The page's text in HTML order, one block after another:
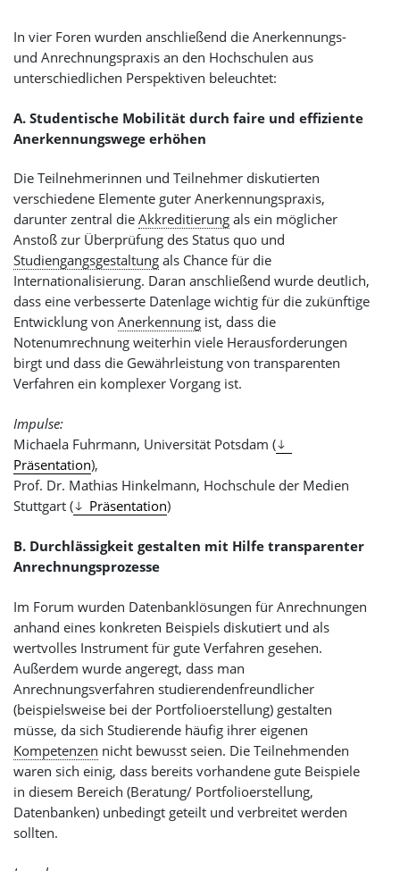
In vier Foren wurden anschließend die Anerkennungs-
und Anrechnungspraxis an den Hochschulen aus
unterschiedlichen Perspektiven beleuchtet:
A. Studentische Mobilität durch faire und effiziente
Anerkennungswege erhöhen
Die Teilnehmerinnen und Teilnehmer diskutierten
verschiedene Elemente guter Anerkennungspraxis,
darunter zentral die Akkreditierung als ein möglicher
Anstoß zur Überprüfung des Status quo und
Studiengangsgestaltung als Chance für die
Internationalisierung. Daran anschließend wurde deutlich,
dass eine verbesserte Datenlage wichtig für die zukünftige
Entwicklung von Anerkennung ist, dass die
Notenumrechnung weiterhin viele Herausforderungen
birgt und dass die Gewährleistung von transparenten
Verfahren ein komplexer Vorgang ist.
Impulse:
Michaela Fuhrmann, Universität Potsdam (
Präsentation),
Prof. Dr. Mathias Hinkelmann, Hochschule der Medien
Stuttgart (
Präsentation)
B. Durchlässigkeit gestalten mit Hilfe transparenter
Anrechnungsprozesse
Im Forum wurden Datenbanklösungen für Anrechnungen
anhand eines konkreten Beispiels diskutiert und als
wertvolles Instrument für gute Verfahren gesehen.
Außerdem wurde angeregt, dass man
Anrechnungsverfahren studierendenfreundlicher
(beispielsweise bei der Portfolioerstellung) gestalten
müsse, da sich Studierende häufig ihrer eigenen
Kompetenzen nicht bewusst seien. Die Teilnehmenden
waren sich einig, dass bereits vorhandene gute Beispiele
in diesem Bereich (Beratung/ Portfolioerstellung,
Datenbanken) unbedingt geteilt und verbreitet werden
sollten.